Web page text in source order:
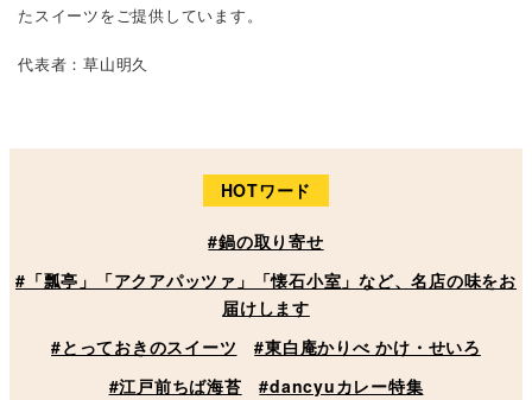
たスイーツをご提供しています。
代表者：草山明久
HOTワード
#鍋の取り寄せ
#「瓢亭」「アクアパッツァ」「懐石小室」など、名店の味をお
届けします
#とっておきのスイーツ
#東白庵かりべ かけ・せいろ
#江戸前ちば海苔
#dancyuカレー特集